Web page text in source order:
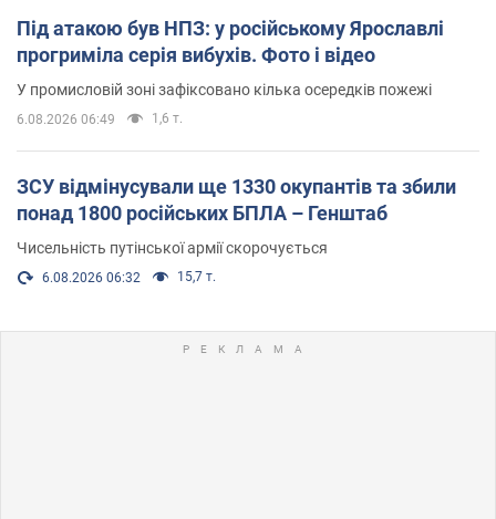
Під атакою був НПЗ: у російському Ярославлі
прогриміла серія вибухів. Фото і відео
У промисловій зоні зафіксовано кілька осередків пожежі
6.08.2026 06:49 1,6 т.
ЗСУ відмінусували ще 1330 окупантів та збили
понад 1800 російських БПЛА – Генштаб
Чисельність путінської армії скорочується
6.08.2026 06:32 15,7 т.